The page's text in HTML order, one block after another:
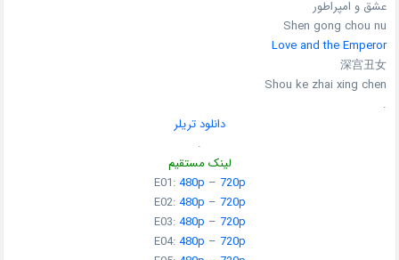
عشق و امپراطور
Shen gong chou nu
Love and the Emperor
深宫丑女
Shou ke zhai xing chen
.
دانلود تریلر
.
لینک مستقیم
E01:480p – 720p
E02:480p – 720p
E03:480p – 720p
E04:480p – 720p